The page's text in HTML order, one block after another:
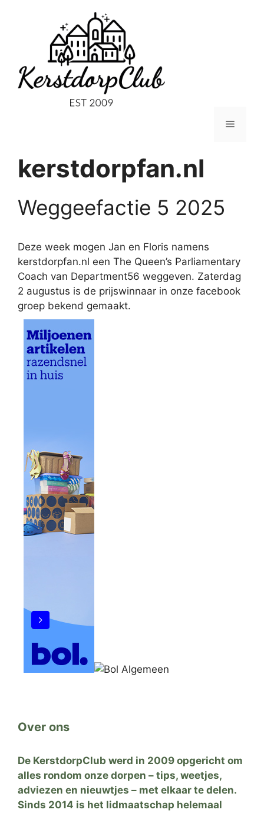
Menu
kerstdorpfan.nl
Weggeefactie 5 2025
Deze week mogen Jan en Floris namens
kerstdorpfan.nl een The Queen’s Parliamentary
Coach van Department56 weggeven. Zaterdag
2 augustus is de prijswinnaar in onze facebook
groep bekend gemaakt.
Over ons
De KerstdorpClub werd in 2009 opgericht om
alles rondom onze dorpen – tips, weetjes,
adviezen en nieuwtjes – met elkaar te delen.
Sinds 2014 is het lidmaatschap helemaal